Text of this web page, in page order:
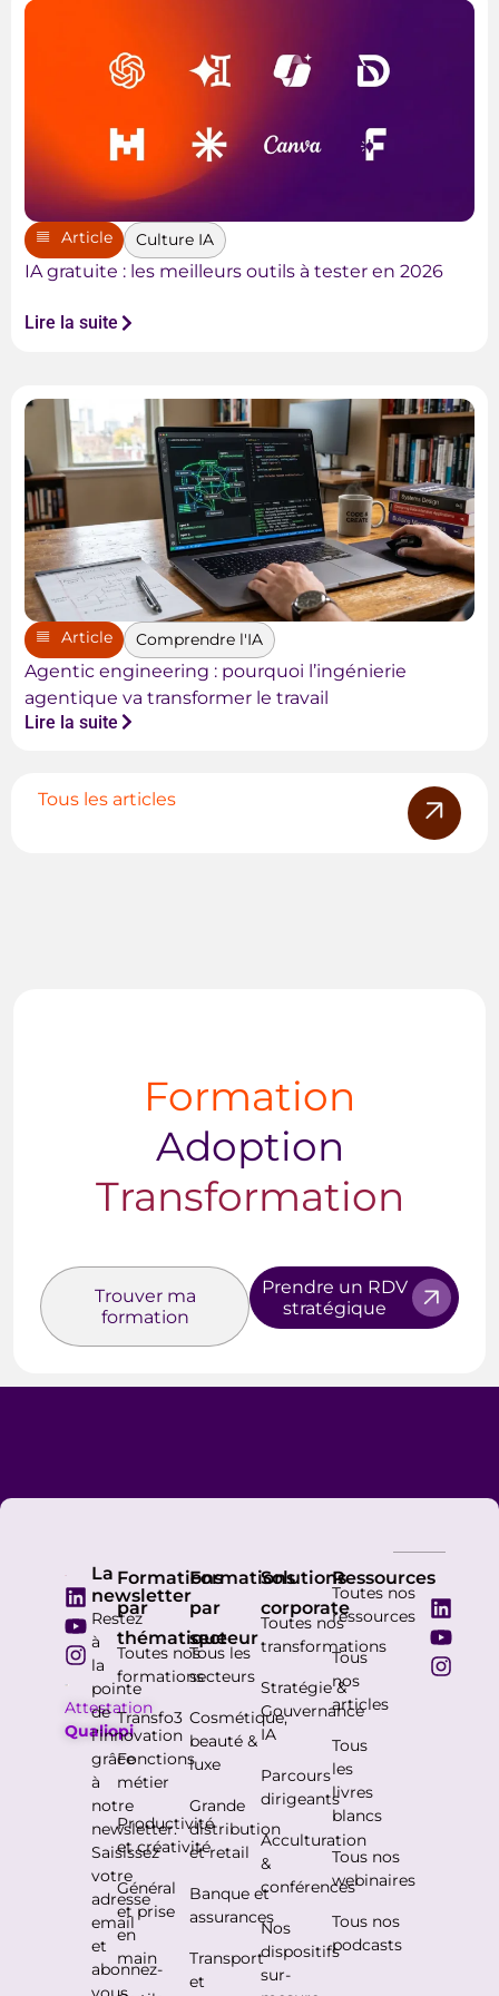
Article Culture IA
IA gratuite : les meilleurs outils à tester en 2026
Lire la suite
Article Comprendre l'IA
Agentic engineering : pourquoi l’ingénierie
agentique va transformer le travail
Lire la suite
Tous les articles
Formation
Adoption
Transformation
Trouver ma
formation
Prendre un RDV
stratégique
Attestation
Qualiopi
La
newsletter
Restez
à
la
pointe
de
l’innovation
grâce
à
notre
newsletter.
Saisissez
votre
adresse
email
et
abonnez-
Formations
par
thématique
Toutes nos
formations
Transfo3
Fonctions
métier
Productivité
et créativité
Général
et prise
en
main
Formations
par
secteur
Tous les
secteurs
Cosmétique,
beauté &
luxe
Grande
distribution
et retail
Banque et
assurances
Transport
et
Solutions
corporate
Toutes nos
transformations
Stratégie &
Gouvernance
IA
Parcours
dirigeants
Acculturation
&
conférences
Nos
dispositifs
sur-
Ressources
Toutes nos
ressources
Tous
nos
articles
Tous
les
livres
blancs
Tous nos
webinaires
Tous nos
podcasts